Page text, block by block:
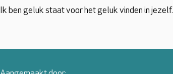
Ik ben geluk staat voor het geluk vinden in